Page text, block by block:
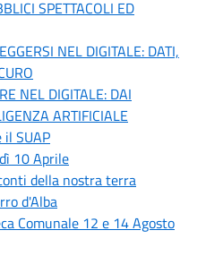
SPETTACOLI ED
NEL DIGITALE: DATI,
NEL DIGITALE: DAI
ARTIFICIALE
SUAP
10 Aprile
della nostra terra
d'Alba
Comunale 12 e 14 Agosto